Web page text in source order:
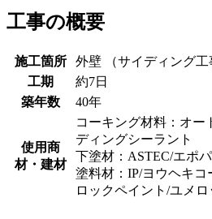
工事の概要
施工箇所
外壁 （サイディング工
工期
約7日
築年数
40年
使用商
材・建材
コーキング材料：オー
ディングシーラント
下塗材：ASTEC/エポ
塗料材：IP/ヨウヘキコ
ロックペイント/ユメロ